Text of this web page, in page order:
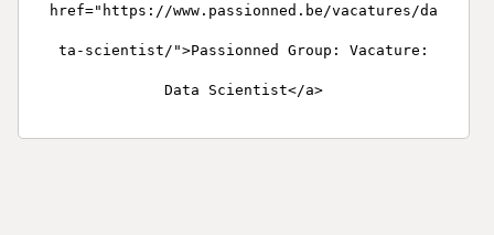
href="https://www.passionned.be/vacatures/da
ta-scientist/">Passionned Group: Vacature:
Data Scientist</a>